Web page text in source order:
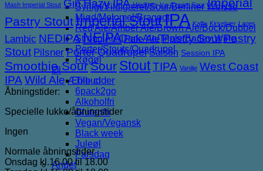
Syrligt/Vildtgæret/Sour/Berliner Weisse
Mjød/Melomel/Braggot
Red Ale/Amber Ale/Brown Ale/Bock/Dubbel
Strong Ale/Dark Ale/Triple/Barley Wine
Porter/Stouts/Quadrupel
Røgøl
Øl
Tilbud
6pack2go
Alkoholfri
Glutenfri
Vegan/Vegansk
Black week
Juleøl
Farsdag
Andet
Mash Imperial Stout GinHazy IPA Hindbær Ice Cream Sour
Pastry StoutImperial StoutIPA Kaffe Kirsebær Lager
Lambic NEDIPANEIPA Pale Ale Pastry SourPastry
Stout Pilsner Porter Quadrupel Saison Session IPA
Smoothie SourSour StoutTIPA Vanilje West Coast
IPA Wild Ale Æble cider
Åbningstider:
Specielle lukke/åbningstider
Ingen
Normale åbningstider
Onsdag kl.16.00 til 18.00